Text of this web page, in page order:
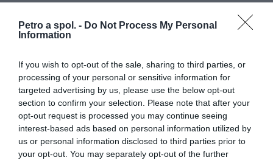
Petro a spol. - Do Not Process My Personal
Information
If you wish to opt-out of the sale, sharing to third parties, or
processing of your personal or sensitive information for
targeted advertising by us, please use the below opt-out
section to confirm your selection. Please note that after your
opt-out request is processed you may continue seeing
interest-based ads based on personal information utilized by
us or personal information disclosed to third parties prior to
your opt-out. You may separately opt-out of the further
Ľahký veslový čln s pevnou skladacou podlahou. V
základnej výbave je 2ks lavička, 2ks veslá,
sada, návod na obsluhu, držiak motora.
Pevná podlaha je zložená z dielov, ktoré sú spojené
do jedného kusu. Jednotlivé diely podlahy sú
vyrobené z vodeodolnej preglejky, ktorá má
protišmykovú úpravu. Po vybratí podlahy z člna je
možné jednotivé diely zložiť na seba do kompaktných
rozmerov. Pri nafukovaní člna sa podlaha rozloží a